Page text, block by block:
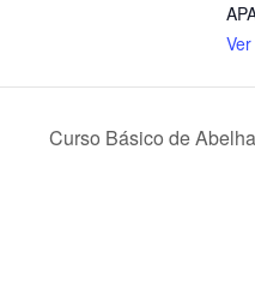
Curso Básico de